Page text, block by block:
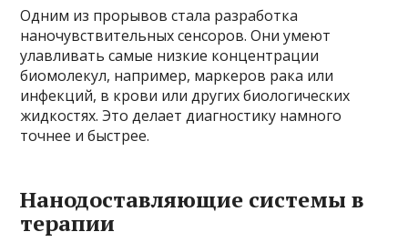
Одним из прорывов стала разработка
наночувствительных сенсоров. Они умеют
улавливать самые низкие концентрации
биомолекул, например, маркеров рака или
инфекций, в крови или других биологических
жидкостях. Это делает диагностику намного
точнее и быстрее.
Нанодоставляющие системы в
терапии